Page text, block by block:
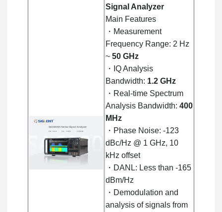
Signal Analyzer
Main Features
・Measurement
Frequency Range: 2 Hz
~ 50 GHz
・IQ Analysis
Bandwidth: 1.2 GHz
・Real-time Spectrum
Analysis Bandwidth: 400
MHz
・Phase Noise: -123
dBc/Hz @ 1 GHz, 10
kHz offset
・DANL: Less than -165
dBm/Hz
・Demodulation and
analysis of signals from